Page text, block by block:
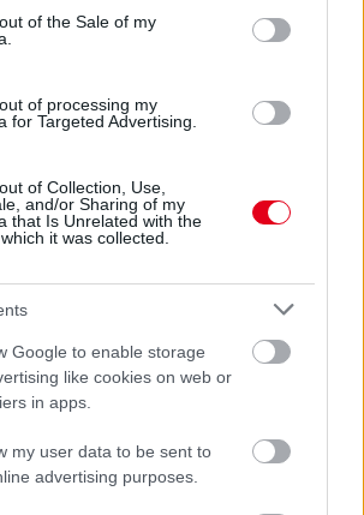
of the Sale of my
of processing my
for Targeted Advertising.
of Collection, Use,
and/or Sharing of my
that Is Unrelated with the
it was collected.
Google to enable storage
like cookies on web or
in apps.
my user data to be sent to
advertising purposes.